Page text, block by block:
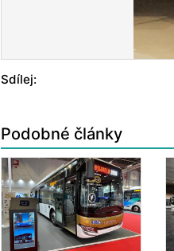
Sdílej:
Podobné články